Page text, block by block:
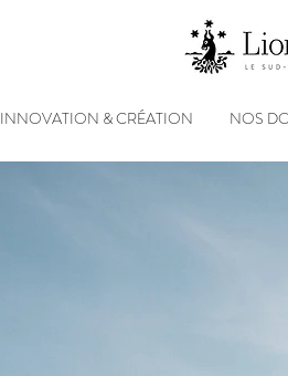
INNOVATION & CRÉATION NOS